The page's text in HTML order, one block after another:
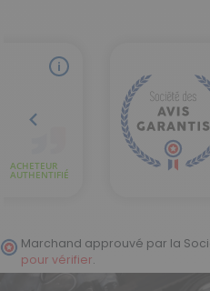
Marchand approuvé par la
pour vérifier.